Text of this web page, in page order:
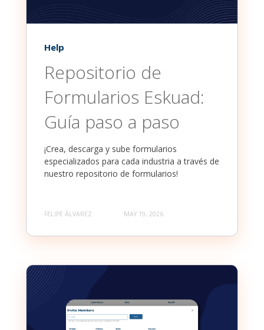
Help
Repositorio de
Formularios Eskuad:
Guía paso a paso
¡Crea, descarga y sube formularios
especializados para cada industria a través de
nuestro repositorio de formularios!
FELIPE ÁLVAREZ MAY 19, 2026